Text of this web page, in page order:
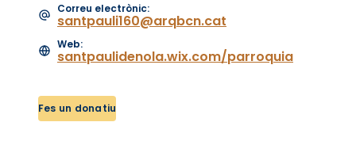
Correu electrònic:
santpauli160@arqbcn.cat
Web:
santpaulidenola.wix.com/parroquia
Fes un donatiu